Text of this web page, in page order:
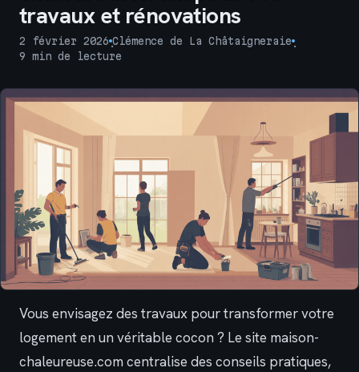
MARKETING
travaux et rénovations
2 février 2026
·
Clémence de La Châtaigneraie
·
9 min de lecture
Vous envisagez des travaux pour transformer votre
logement en un véritable cocon ? Le site maison-
chaleureuse.com centralise des conseils pratiques,